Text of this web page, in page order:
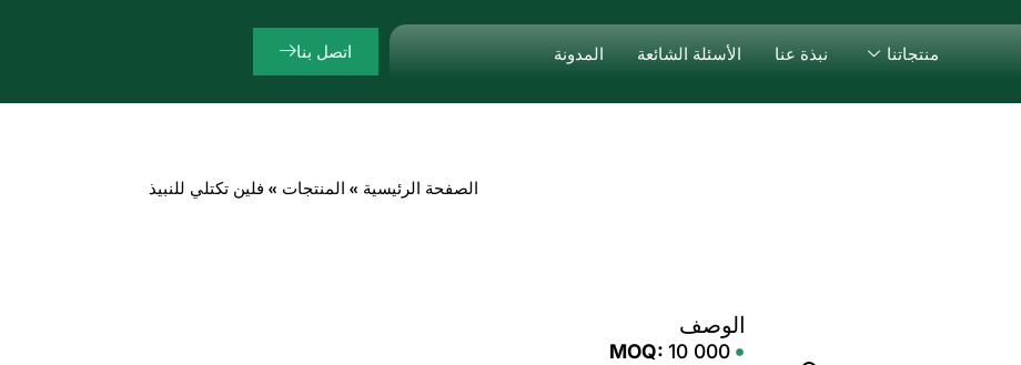
منتجاتنا نبذة عنا الأسئلة الشائعة المدونة اتصل بنا
الصفحة الرئيسية » المنتجات » فلين تكتلي للنبيذ
الوصف
MOQ:10 000